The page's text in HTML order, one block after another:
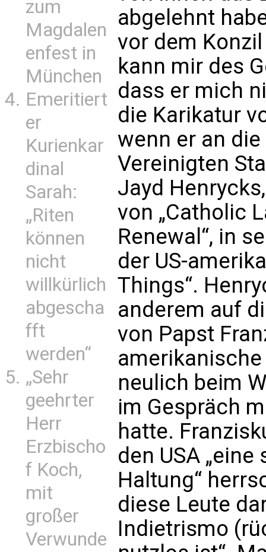
zum
Magdalen
enfest in
München
Emeritiert
er
Kurienkar
dinal
Sarah:
„Riten
können
nicht
willkürlich
abgescha
fft
werden“
„Sehr
geehrter
Herr
Erzbischo
f Koch,
mit
großer
Verwunde
abgelehnt
vor dem
kann mir des
dass er mich
die Karikatur
wenn er an
Vereinigten
Jayd
von „Catholic
Renewal“, in
der US-
Things“.
anderem auf
von Papst
neulich beim
im Gespräch
hatte.
den USA
Haltung“
diese Leute
Indietrismo